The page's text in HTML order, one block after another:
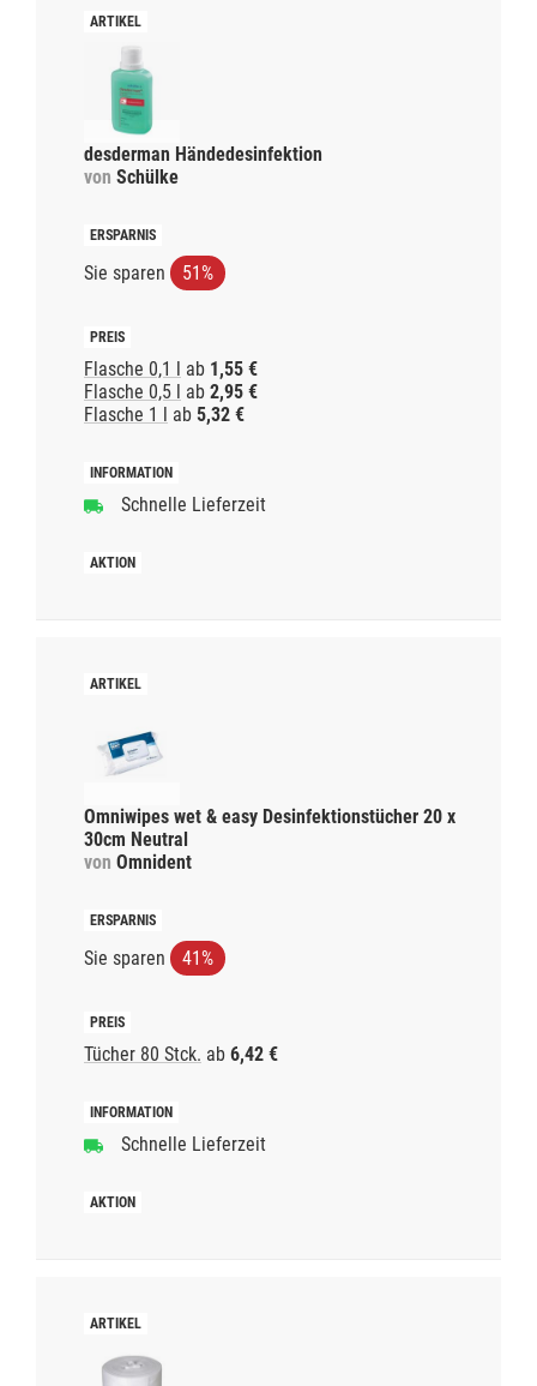
desderman Händedesinfektion
von Schülke
Sie sparen 51%
Flasche 0,1 l ab 1,55 €
Flasche 0,5 l ab 2,95 €
Flasche 1 l ab 5,32 €
Schnelle Lieferzeit
Omniwipes wet & easy Desinfektionstücher 20 x
30cm Neutral
von Omnident
Sie sparen 41%
Tücher 80 Stck. ab 6,42 €
Schnelle Lieferzeit